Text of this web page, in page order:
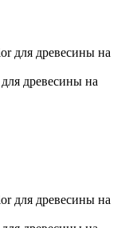
древесины на